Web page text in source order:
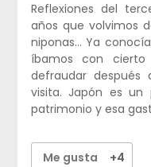
Reflexiones del
años que volvimos
niponas… Ya
íbamos con
defraudar
visita. Japón es
patrimonio y esa
Me gusta +4